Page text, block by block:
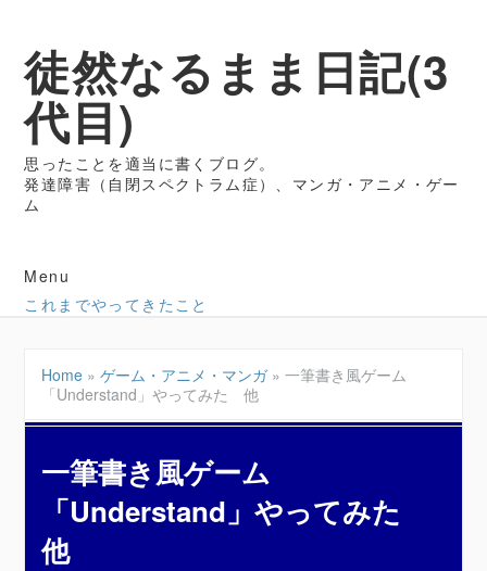
徒然なるまま日記(3
代目)
思ったことを適当に書くブログ。
発達障害（自閉スペクトラム症）、マンガ・アニメ・ゲー
ム
Menu
これまでやってきたこと
Home »ゲーム・アニメ・マンガ»一筆書き風ゲーム
「Understand」やってみた 他
一筆書き風ゲーム
「Understand」やってみた
他